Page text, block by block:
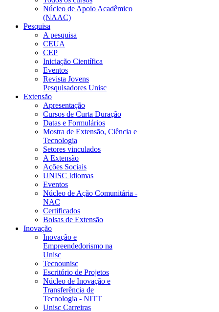
Núcleo de Apoio Acadêmico
(NAAC)
Pesquisa
A pesquisa
CEUA
CEP
Iniciação Científica
Eventos
Revista Jovens
Pesquisadores Unisc
Extensão
Apresentação
Cursos de Curta Duração
Datas e Formulários
Mostra de Extensão, Ciência e
Tecnologia
Setores vinculados
A Extensão
Ações Sociais
UNISC Idiomas
Eventos
Núcleo de Ação Comunitária -
NAC
Certificados
Bolsas de Extensão
Inovação
Inovação e
Empreendedorismo na
Unisc
Tecnounisc
Escritório de Projetos
Núcleo de Inovação e
Transferência de
Tecnologia - NITT
Unisc Carreiras